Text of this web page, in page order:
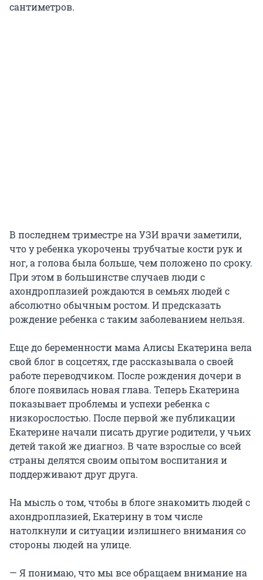
сантиметров.
В последнем триместре на УЗИ врачи заметили,
что у ребенка укорочены трубчатые кости рук и
ног, а голова была больше, чем положено по сроку.
При этом в большинстве случаев люди с
ахондроплазией рождаются в семьях людей с
абсолютно обычным ростом. И предсказать
рождение ребенка с таким заболеванием нельзя.
Еще до беременности мама Алисы Екатерина вела
свой блог в соцсетях, где рассказывала о своей
работе переводчиком. После рождения дочери в
блоге появилась новая глава. Теперь Екатерина
показывает проблемы и успехи ребенка с
низкорослостью. После первой же публикации
Екатерине начали писать другие родители, у чьих
детей такой же диагноз. В чате взрослые со всей
страны делятся своим опытом воспитания и
поддерживают друг друга.
На мысль о том, чтобы в блоге знакомить людей с
ахондроплазией, Екатерину в том числе
натолкнули и ситуации излишнего внимания со
стороны людей на улице.
— Я понимаю, что мы все обращаем внимание на